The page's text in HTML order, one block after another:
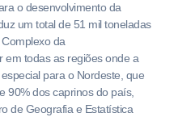
o desenvolvimento da
um total de 51 mil toneladas
da
em todas as regiões onde a
para o Nordeste, que
90% dos caprinos do país,
de Geografia e Estatística